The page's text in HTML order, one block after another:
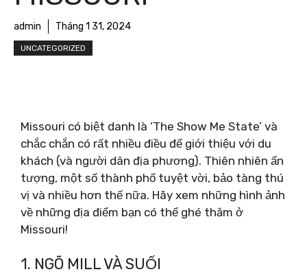
admin Tháng 1 31, 2024
UNCATEGORIZED
Missouri có biệt danh là ‘The Show Me State’ và
chắc chắn có rất nhiều điều để giới thiệu với du
khách (và người dân địa phương). Thiên nhiên ấn
tượng, một số thành phố tuyệt vời, bảo tàng thú
vị và nhiều hơn thế nữa. Hãy xem những hình ảnh
về những địa điểm bạn có thể ghé thăm ở
Missouri!
1. NGÕ MILL VÀ SUỐI